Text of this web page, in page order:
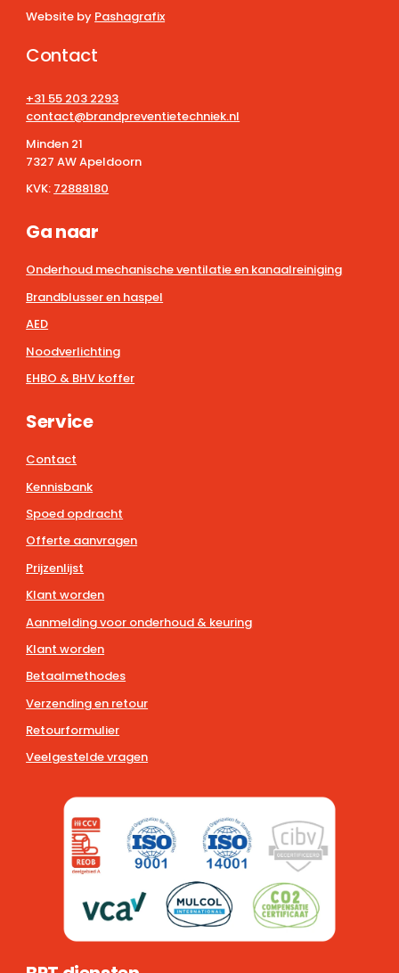
Website by Pashagrafix
Contact
+31 55 203 2293
contact@brandpreventietechniek.nl
Minden 21
7327 AW Apeldoorn
KVK: 72888180
Ga naar
Onderhoud mechanische ventilatie en kanaalreiniging
Brandblusser en haspel
AED
Noodverlichting
EHBO & BHV koffer
Service
Contact
Kennisbank
Spoed opdracht
Offerte aanvragen
Prijzenlijst
Klant worden
Aanmelding voor onderhoud & keuring
Klant worden
Betaalmethodes
Verzending en retour
Retourformulier
Veelgestelde vragen